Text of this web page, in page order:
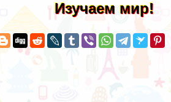
Изучаем мир!